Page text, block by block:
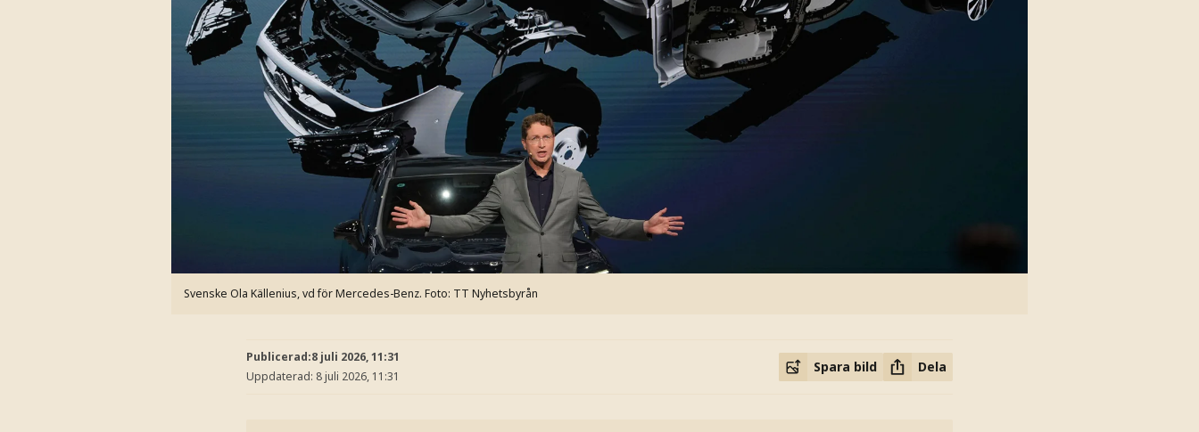
Svenske Ola Källenius, vd för Mercedes-Benz. Foto: TT Nyhetsbyrån
Publicerad:8 juli 2026, 11:31
Uppdaterad: 8 juli 2026, 11:31
Spara bild Dela